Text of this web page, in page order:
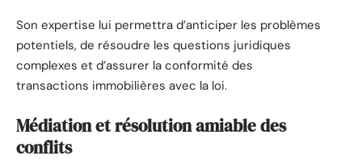
Son expertise lui permettra d’anticiper les problèmes
potentiels, de résoudre les questions juridiques
complexes et d’assurer la conformité des
transactions immobilières avec la loi.
Médiation et résolution amiable des
conflits